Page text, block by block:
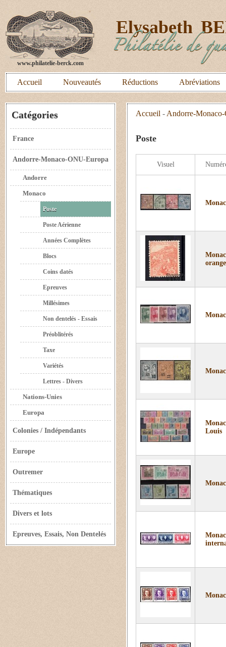
www.philatelie-berck.com
Elysabeth
Philatélie de
Accueil Nouveautés Réductions Abréviations
Catégories
France
Andorre-Monaco-ONU-Europa
Andorre
Monaco
Poste
Poste Aérienne
Années Complètes
Blocs
Coins datés
Epreuves
Millésimes
Non dentelés - Essais
Préoblitérés
Taxe
Variétés
Lettres - Divers
Nations-Unies
Europa
Colonies / Indépendants
Europe
Outremer
Thématiques
Divers et lots
Epreuves, Essais, Non Dentelés
Accueil - Andorre-
Poste
Visuel
Louis